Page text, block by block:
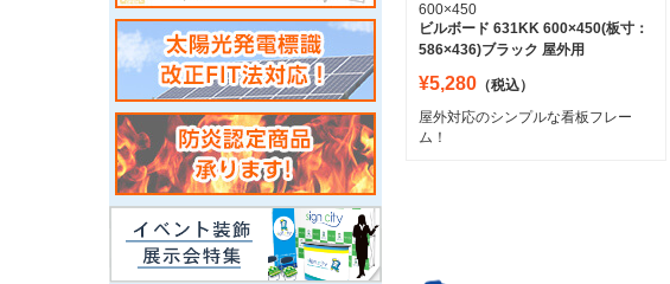
600×450
ビルボード 631KK 600×450(板寸：
586×436)ブラック 屋外用
¥5,280 （税込）
屋外対応のシンプルな看板フレー
ム！